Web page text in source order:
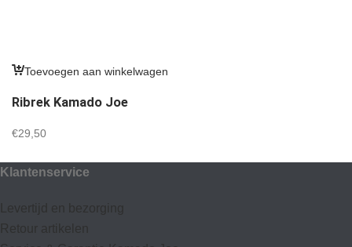
Toevoegen aan winkelwagen
Ribrek Kamado Joe
€29,50
Klantenservice
Levertijd en bezorging
Retour artikelen